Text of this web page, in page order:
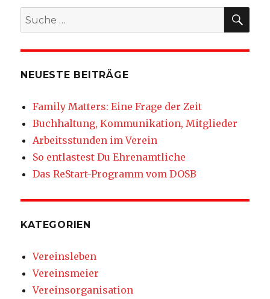
Suche
nach:
NEUESTE BEITRÄGE
Family Matters: Eine Frage der Zeit
Buchhaltung, Kommunikation, Mitglieder
Arbeitsstunden im Verein
So entlastest Du Ehrenamtliche
Das ReStart-Programm vom DOSB
KATEGORIEN
Vereinsleben
Vereinsmeier
Vereinsorganisation